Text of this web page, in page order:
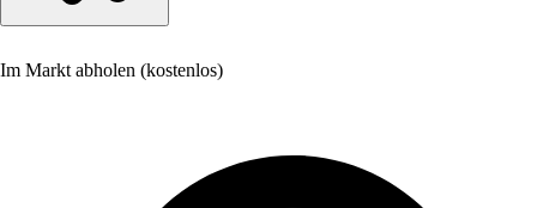
Im Markt abholen (kostenlos)